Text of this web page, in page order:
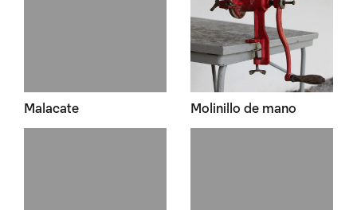
Malacate Molinillo de mano